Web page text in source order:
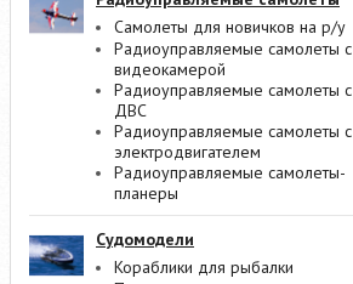
Самолеты для новичков на р/у
Радиоуправляемые самолеты с
видеокамерой
Радиоуправляемые самолеты с
ДВС
Радиоуправляемые самолеты с
электродвигателем
Радиоуправляемые самолеты-
планеры
Судомодели
Кораблики для рыбалки